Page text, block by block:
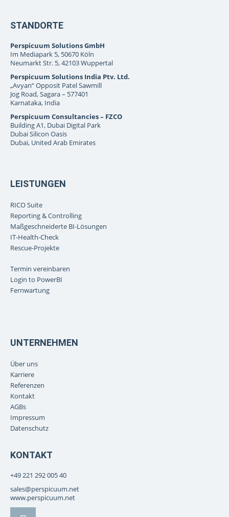
STANDORTE
Perspicuum Solutions GmbH
Im Mediapark 5, 50670 Köln
Neumarkt Str. 5, 42103 Wuppertal
Perspicuum Solutions India Ptv. Ltd.
„Avyan“ Opposit Patel Sawmill
Jog Road, Sagara – 577401
Karnataka, India
Perspicuum Consultancies – FZCO
Building A1, Dubai Digital Park
Dubai Silicon Oasis
Dubai, United Arab Emirates
LEISTUNGEN
RICO Suite
Reporting & Controlling
Maßgeschneiderte BI-Lösungen
IT-Health-Check
Rescue-Projekte
Termin vereinbaren
Login to PowerBI
Fernwartung
UNTERNEHMEN
Über uns
Karriere
Referenzen
Kontakt
AGBs
Impressum
Datenschutz
KONTAKT
+49 221 292 005 40
sales@perspicuum.net
www.perspicuum.net
L